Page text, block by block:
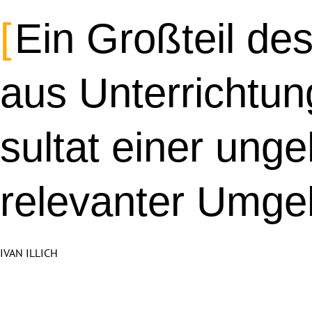
Ein Großteil
aus
sultat einer
re­le­vanter
IVAN ILLICH